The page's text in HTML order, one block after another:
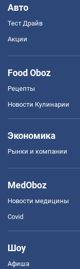
Авто
Тест Драйв
Акции
Food Oboz
Рецепты
Новости Кулинарии
Экономика
Рынки и компании
MedOboz
Новости медицины
Covid
Шоу
Афиша